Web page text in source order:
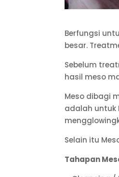
Berfungsi
besar.
Sebelum
hasil meso
Meso dibagi
adalah untuk
Selain itu
Tahapan